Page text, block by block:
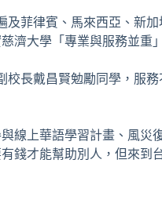
菲律賓、馬來西亞、新
濟大學「專業與服務並重
長戴昌賢勉勵同學，服
線上華語學習計畫、風災
錢才能幫助別人，但來到